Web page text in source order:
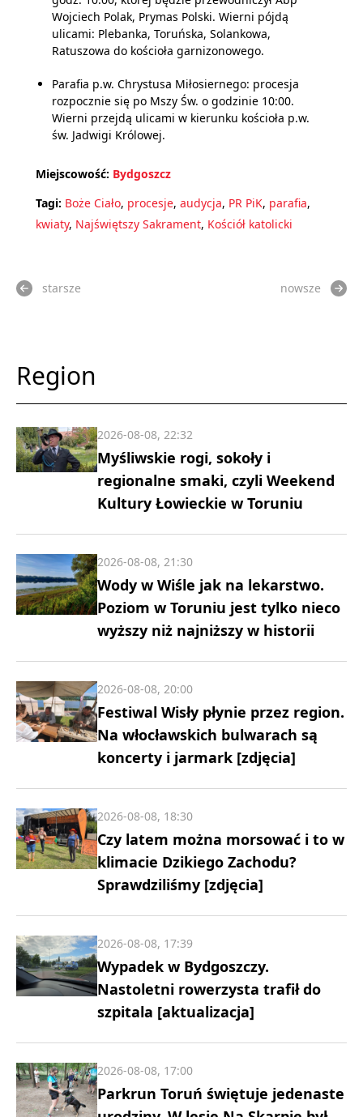
Wojciech Polak, Prymas Polski. Wierni pójdą
ulicami: Plebanka, Toruńska, Solankowa,
Ratuszowa do kościoła garnizonowego.
Parafia p.w. Chrystusa Miłosiernego: procesja
rozpocznie się po Mszy Św. o godzinie 10:00.
Wierni przejdą ulicami w kierunku kościoła p.w.
św. Jadwigi Królowej.
Miejscowość: Bydgoszcz
Tagi: Boże Ciało, procesje, audycja, PR PiK, parafia,
kwiaty, Najświętszy Sakrament, Kościół katolicki
starsze nowsze
Region
Myśliwskie rogi, sokoły i
regionalne smaki, czyli Weekend
Kultury Łowieckie w Toruniu
2026-08-08, 22:32
Wody w Wiśle jak na lekarstwo.
Poziom w Toruniu jest tylko nieco
wyższy niż najniższy w historii
2026-08-08, 21:30
Festiwal Wisły płynie przez region.
Na włocławskich bulwarach są
koncerty i jarmark [zdjęcia]
2026-08-08, 20:00
Czy latem można morsować i to w
klimacie Dzikiego Zachodu?
Sprawdziliśmy [zdjęcia]
2026-08-08, 18:30
Wypadek w Bydgoszczy.
Nastoletni rowerzysta trafił do
szpitala [aktualizacja]
2026-08-08, 17:39
Parkrun Toruń świętuje jedenaste
2026-08-08, 17:00